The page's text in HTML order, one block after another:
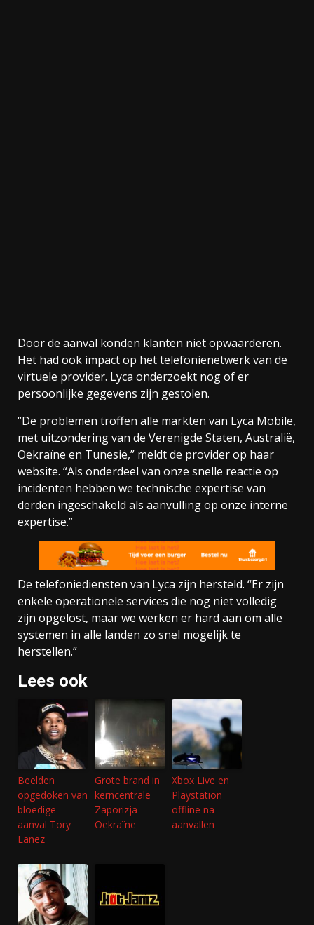
Door de aanval konden klanten niet opwaarderen.
Het had ook impact op het telefonienetwerk van de
virtuele provider. Lyca onderzoekt nog of er
persoonlijke gegevens zijn gestolen.
“De problemen troffen alle markten van Lyca Mobile,
met uitzondering van de Verenigde Staten, Australië,
Oekraïne en Tunesië,” meldt de provider op haar
website. “Als onderdeel van onze snelle reactie op
incidenten hebben we technische expertise van
derden ingeschakeld als aanvulling op onze interne
expertise.”
De telefoniediensten van Lyca zijn hersteld. “Er zijn
enkele operationele services die nog niet volledig
zijn opgelost, maar we werken er hard aan om alle
systemen in alle landen zo snel mogelijk te
herstellen.”
Lees ook
Beelden
opgedoken van
bloedige
aanval Tory
Lanez
Grote brand in
kerncentrale
Zaporizja
Oekraïne
Xbox Live en
Playstation
offline na
aanvallen